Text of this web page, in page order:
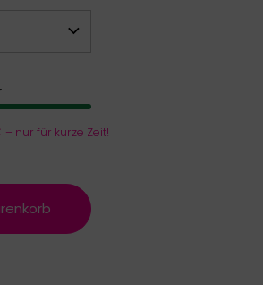
– nur für kurze Zeit!